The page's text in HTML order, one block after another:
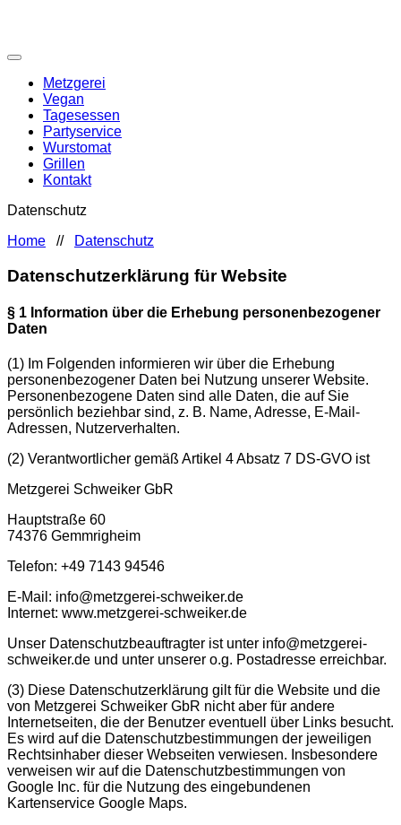
Metzgerei
Vegan
Tagesessen
Partyservice
Wurstomat
Grillen
Kontakt
Datenschutz
Home // Datenschutz
Datenschutzerklärung für Website
§ 1 Information über die Erhebung personenbezogener
Daten
(1) Im Folgenden informieren wir über die Erhebung
personenbezogener Daten bei Nutzung unserer Website.
Personenbezogene Daten sind alle Daten, die auf Sie
persönlich beziehbar sind, z. B. Name, Adresse, E-Mail-
Adressen, Nutzerverhalten.
(2) Verantwortlicher gemäß Artikel 4 Absatz 7 DS-GVO ist
Metzgerei Schweiker GbR
Hauptstraße 60
74376 Gemmrigheim
Telefon: +49 7143 94546
E-Mail: info@metzgerei-schweiker.de
Internet: www.metzgerei-schweiker.de
Unser Datenschutzbeauftragter ist unter info@metzgerei-
schweiker.de und unter unserer o.g. Postadresse erreichbar.
(3) Diese Datenschutzerklärung gilt für die Website und die
von Metzgerei Schweiker GbR nicht aber für andere
Internetseiten, die der Benutzer eventuell über Links besucht.
Es wird auf die Datenschutzbestimmungen der jeweiligen
Rechtsinhaber dieser Webseiten verwiesen. Insbesondere
verweisen wir auf die Datenschutzbestimmungen von
Google Inc. für die Nutzung des eingebundenen
Kartenservice Google Maps.